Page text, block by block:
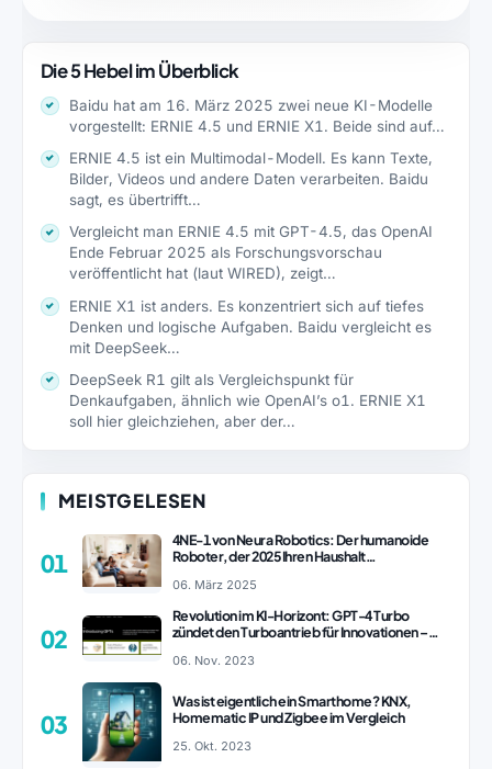
Die 5 Hebel im Überblick
Baidu hat am 16. März 2025 zwei neue KI-Modelle
vorgestellt: ERNIE 4.5 und ERNIE X1. Beide sind auf…
ERNIE 4.5 ist ein Multimodal-Modell. Es kann Texte,
Bilder, Videos und andere Daten verarbeiten. Baidu
sagt, es übertrifft…
Vergleicht man ERNIE 4.5 mit GPT-4.5, das OpenAI
Ende Februar 2025 als Forschungsvorschau
veröffentlicht hat (laut WIRED), zeigt…
ERNIE X1 ist anders. Es konzentriert sich auf tiefes
Denken und logische Aufgaben. Baidu vergleicht es
mit DeepSeek…
DeepSeek R1 gilt als Vergleichspunkt für
Denkaufgaben, ähnlich wie OpenAI’s o1. ERNIE X1
soll hier gleichziehen, aber der…
MEISTGELESEN
01
4NE-1 von Neura Robotics: Der humanoide
Roboter, der 2025 Ihren Haushalt
06. März 2025
02
Revolution im KI-Horizont: GPT-4 Turbo
zündet den Turboantrieb für Innovationen –
06. Nov. 2023
03
Was ist eigentlich ein Smarthome? KNX,
Homematic IP und Zigbee im Vergleich
25. Okt. 2023